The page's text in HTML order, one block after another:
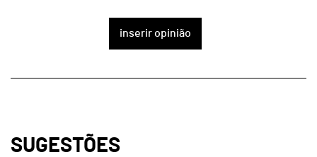
inserir opinião
SUGESTÕES